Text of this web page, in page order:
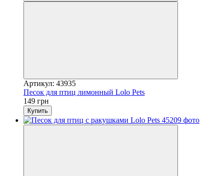
Артикул: 43935
Песок для птиц лимонный Lolo Pets
149 грн
Купить